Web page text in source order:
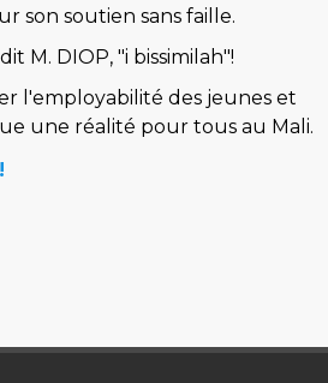
son soutien sans faille.
M. DIOP, "i bissimilah"!
l'employabilité des jeunes et
une réalité pour tous au Mali.